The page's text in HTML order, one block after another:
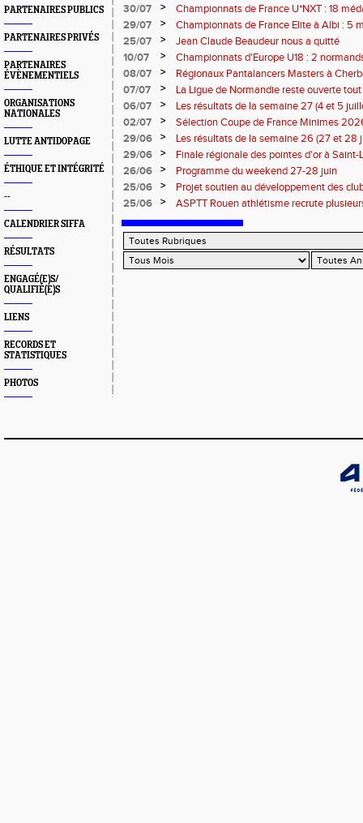
PARTENAIRES PUBLICS
PARTENAIRES PRIVÉS
PARTENAIRES
ÉVÈNEMENTIELS
ORGANISATIONS
NATIONALES
LUTTE ANTIDOPAGE
ÉTHIQUE ET INTÉGRITÉ
--
CALENDRIER SIFFA
RÉSULTATS
ENGAGÉ(E)S/
QUALIFIÉ(E)S
LIENS
RECORDS ET
STATISTIQUES
PHOTOS
30/07
>
Championnats de France U*NXT : 18
29/07
>
Championnats de France Elite à Albi : 5
titres !
25/07 >
Jean Claude Beaudeur nous a quitté
10/07
>
Championnats d'Europe U18 : 2
08/07
>
Régionaux Pantalancers Masters à
07/07
>
La Ligue de Normandie reste ouverte tout
06/07
>
Les résultats de la semaine 27 (4 et 5
02/07
>
Sélection Coupe de France Minimes
29/06
>
Les résultats de la semaine 26 (27 et 28
29/06
>
Finale régionale des pointes d'or à
informations
26/06 >
Programme du weekend 27-28 juin
25/06
>
Projet soutien au développement des
25/06
> ASPTT Rouen athlétisme recrute